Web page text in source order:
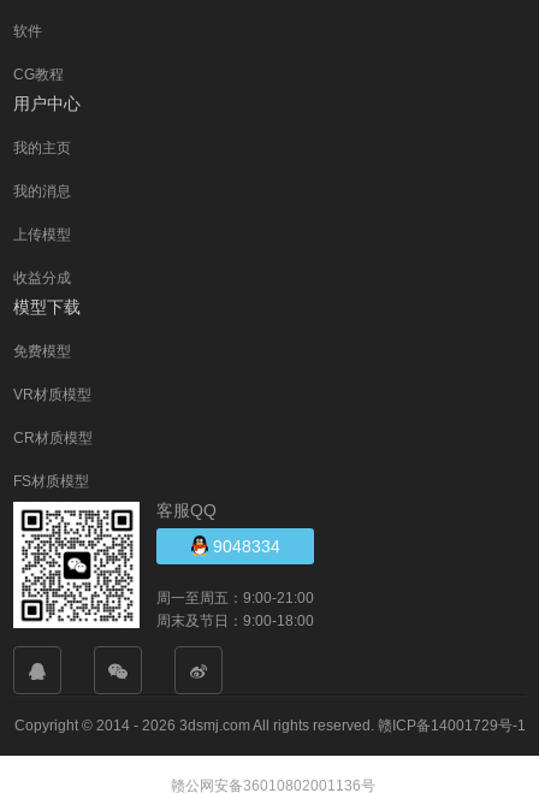
软件
CG教程
用户中心
我的主页
我的消息
上传模型
收益分成
模型下载
免费模型
VR材质模型
CR材质模型
FS材质模型
客服QQ
9048334
周一至周五：9:00-21:00
周末及节日：9:00-18:00
Copyright © 2014 - 2026 3dsmj.com All rights reserved. 赣ICP备14001729号-1
赣公网安备36010802001136号